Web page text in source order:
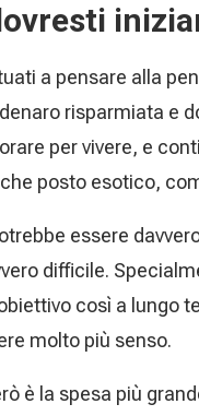
a pensare alla
risparmiata e
per vivere, e
posto esotico,
essere
difficile.
così a lungo
molto più senso.
è la spesa più